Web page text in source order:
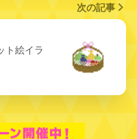
次の記事
ト絵イラ